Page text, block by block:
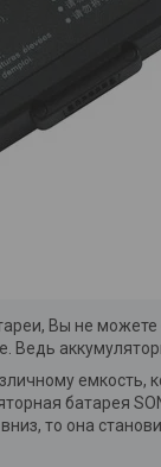
Вы не
батарея
то она